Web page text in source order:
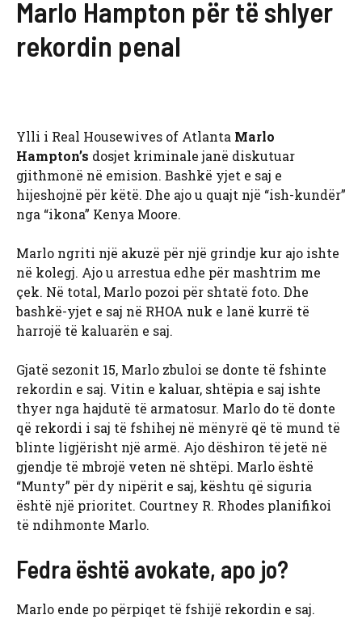
Marlo Hampton për të shlyer
rekordin penal
Ylli i Real Housewives of Atlanta Marlo
Hampton’s dosjet kriminale janë diskutuar
gjithmonë në emision. Bashkë yjet e saj e
hijeshojnë për këtë. Dhe ajo u quajt një “ish-kundër”
nga “ikona” Kenya Moore.
Marlo ngriti një akuzë për një grindje kur ajo ishte
në kolegj. Ajo u arrestua edhe për mashtrim me
çek. Në total, Marlo pozoi për shtatë foto. Dhe
bashkë-yjet e saj në RHOA nuk e lanë kurrë të
harrojë të kaluarën e saj.
Gjatë sezonit 15, Marlo zbuloi se donte të fshinte
rekordin e saj. Vitin e kaluar, shtëpia e saj ishte
thyer nga hajdutë të armatosur. Marlo do të donte
që rekordi i saj të fshihej në mënyrë që të mund të
blinte ligjërisht një armë. Ajo dëshiron të jetë në
gjendje të mbrojë veten në shtëpi. Marlo është
“Munty” për dy nipërit e saj, kështu që siguria
është një prioritet. Courtney R. Rhodes planifikoi
të ndihmonte Marlo.
Fedra është avokate, apo jo?
Marlo ende po përpiqet të fshijë rekordin e saj.